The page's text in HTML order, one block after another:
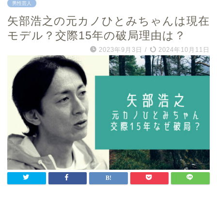
男性芸人
矢部浩之の元カノひとみちゃんは現在
モデル？交際15年の破局理由は？
2023年9月3日 / 2024年10月11日